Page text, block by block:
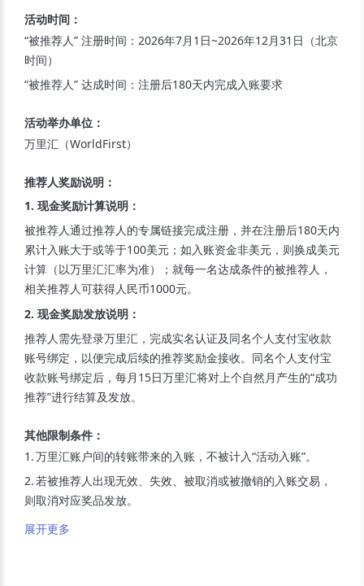
活动时间 ：
“被推荐人” 注册时间： 2026年7月1日~2026年12月31日（北京
时间）
“被推荐人” 达成时间： 注册后180天内完成入账要求
活动举办单位 ：
万里汇（WorldFirst）
推荐人奖励说明 ：
1. 现金奖励计算说明 ：
被推荐人通过推荐人的专属链接完成注册，并在注册后180天内
累计入账大于或等于100美元；如入账资金非美元，则换成美元
计算（以万里汇汇率为准）；就每一名达成条件的被推荐人，
相关推荐人可获得人民币1000元。
2. 现金奖励发放说明 ：
推荐人需先登录万里汇，完成实名认证及同名个人支付宝收款
账号绑定，以便完成后续的推荐奖励金接收。同名个人支付宝
收款账号绑定后，每月15日万里汇将对上个自然月产生的“成功
推荐”进行结算及发放。
其他限制条件 ：
1.万里汇账户间的转账带来的入账，不被计入“活动入账”。
2.若被推荐人出现无效、失效、被取消或被撤销的入账交易，
则取消对应奖品发放。
展开更多